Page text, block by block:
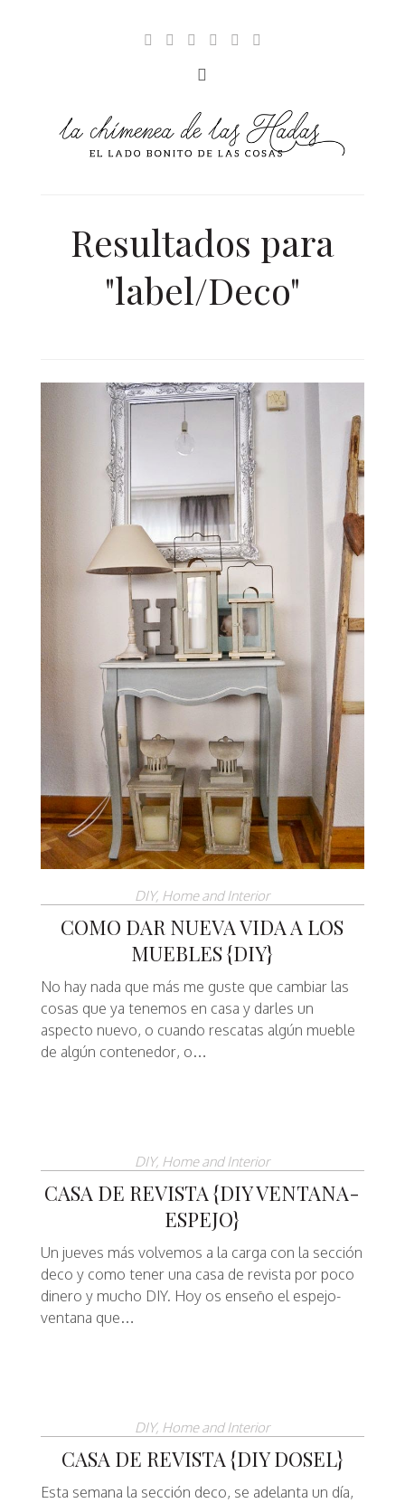
Resultados para
"label/Deco"
DIY, Home and Interior
COMO DAR NUEVA VIDA A LOS
MUEBLES {DIY}
No hay nada que más me guste que cambiar las
cosas que ya tenemos en casa y darles un
aspecto nuevo, o cuando rescatas algún mueble
de algún contenedor, o…
DIY, Home and Interior
CASA DE REVISTA {DIY VENTANA-
ESPEJO}
Un jueves más volvemos a la carga con la sección
deco y como tener una casa de revista por poco
dinero y mucho DIY. Hoy os enseño el espejo-
ventana que…
DIY, Home and Interior
CASA DE REVISTA {DIY DOSEL}
Esta semana la sección deco, se adelanta un día,